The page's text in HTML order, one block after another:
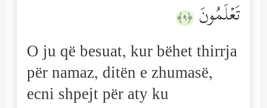
تَعۡلَمُونَ ﴿٩﴾
O ju që besuat, kur bëhet thirrja
për namaz, ditën e zhumasë,
ecni shpejt për aty ku